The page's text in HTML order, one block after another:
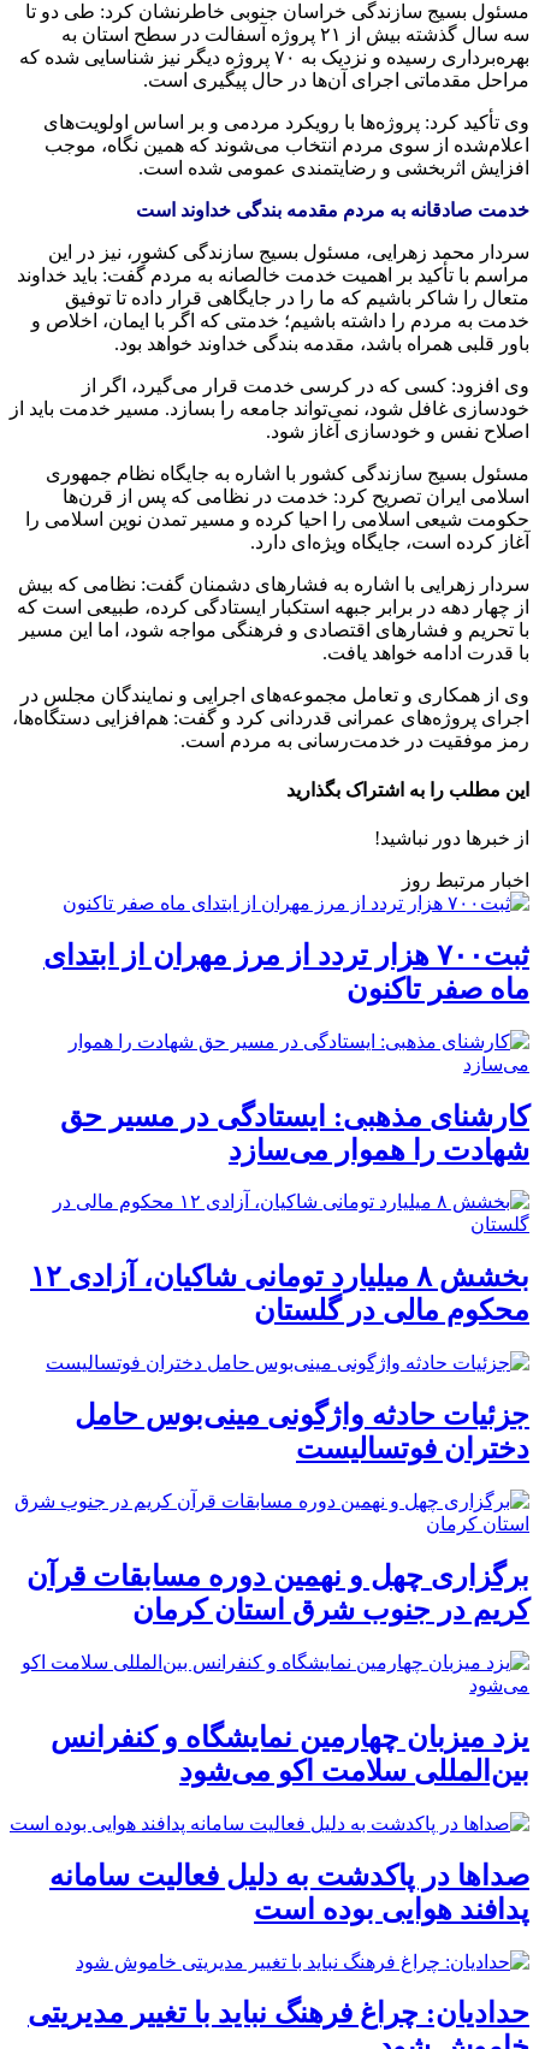
مسئول بسیج سازندگی خراسان جنوبی خاطرنشان کرد: طی دو تا
سه سال گذشته بیش از ۲۱ پروژه آسفالت در سطح استان به
بهره‌برداری رسیده و نزدیک به ۷۰ پروژه دیگر نیز شناسایی شده که
مراحل مقدماتی اجرای آن‌ها در حال پیگیری است.
وی تأکید کرد: پروژه‌ها با رویکرد مردمی و بر اساس اولویت‌های
اعلام‌شده از سوی مردم انتخاب می‌شوند که همین نگاه، موجب
افزایش اثربخشی و رضایتمندی عمومی شده است.
خدمت صادقانه به مردم مقدمه بندگی خداوند است
سردار محمد زهرایی، مسئول بسیج سازندگی کشور، نیز در این
مراسم با تأکید بر اهمیت خدمت خالصانه به مردم گفت: باید خداوند
متعال را شاکر باشیم که ما را در جایگاهی قرار داده تا توفیق
خدمت به مردم را داشته باشیم؛ خدمتی که اگر با ایمان، اخلاص و
باور قلبی همراه باشد، مقدمه بندگی خداوند خواهد بود.
وی افزود: کسی که در کرسی خدمت قرار می‌گیرد، اگر از
خودسازی غافل شود، نمی‌تواند جامعه را بسازد. مسیر خدمت باید از
اصلاح نفس و خودسازی آغاز شود.
مسئول بسیج سازندگی کشور با اشاره به جایگاه نظام جمهوری
اسلامی ایران تصریح کرد: خدمت در نظامی که پس از قرن‌ها
حکومت شیعی اسلامی را احیا کرده و مسیر تمدن نوین اسلامی را
آغاز کرده است، جایگاه ویژه‌ای دارد.
سردار زهرایی با اشاره به فشارهای دشمنان گفت: نظامی که بیش
از چهار دهه در برابر جبهه استکبار ایستادگی کرده، طبیعی است که
با تحریم و فشارهای اقتصادی و فرهنگی مواجه شود، اما این مسیر
با قدرت ادامه خواهد یافت.
وی از همکاری و تعامل مجموعه‌های اجرایی و نمایندگان مجلس در
اجرای پروژه‌های عمرانی قدردانی کرد و گفت: هم‌افزایی دستگاه‌ها،
رمز موفقیت در خدمت‌رسانی به مردم است.
این مطلب را به اشتراک بگذارید
از خبرها دور نباشید!
اخبار مرتبط روز
ثبت۷۰۰ هزار تردد از مرز مهران از ابتدای
ماه صفر تاکنون
کارشنای مذهبی: ایستادگی در مسیر حق
شهادت را هموار می‌سازد
بخشش ۸ میلیارد تومانی شاکیان، آزادی ۱۲
محکوم مالی در گلستان
جزئیات حادثه واژگونی مینی‌بوس حامل
دختران فوتسالیست
برگزاری چهل و نهمین دوره مسابقات قرآن
کریم در جنوب شرق استان کرمان
یزد میزبان چهارمین نمایشگاه و کنفرانس
بین‌المللی سلامت اکو می‌شود
صداها در پاکدشت به دلیل فعالیت سامانه
پدافند هوایی بوده است
حدادیان: چراغ فرهنگ نباید با تغییر مدیریتی